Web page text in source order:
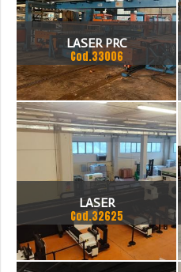
LASER PRC
Cod.33006
LASER
Cod.32625